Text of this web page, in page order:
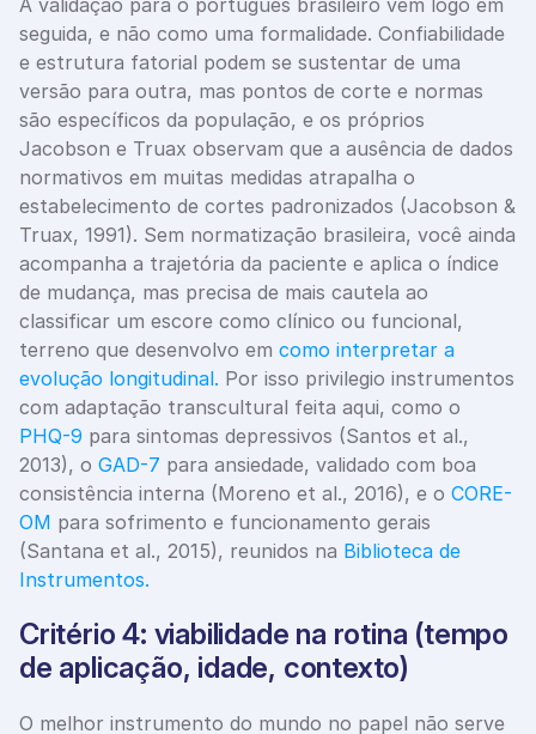
A validação para o português brasileiro vem logo em
seguida, e não como uma formalidade. Confiabilidade
e estrutura fatorial podem se sustentar de uma
versão para outra, mas pontos de corte e normas
são específicos da população, e os próprios
Jacobson e Truax observam que a ausência de dados
normativos em muitas medidas atrapalha o
estabelecimento de cortes padronizados (Jacobson &
Truax, 1991). Sem normatização brasileira, você ainda
acompanha a trajetória da paciente e aplica o índice
de mudança, mas precisa de mais cautela ao
classificar um escore como clínico ou funcional,
terreno que desenvolvo em como interpretar a
evolução longitudinal. Por isso privilegio instrumentos
PHQ-9 para sintomas depressivos (Santos et al.,
2013), o GAD-7 para ansiedade, validado com boa
consistência interna (Moreno et al., 2016), e o CORE-
OM para sofrimento e funcionamento gerais
(Santana et al., 2015), reunidos na Biblioteca de
Instrumentos.
Critério 4: viabilidade na rotina (tempo
de aplicação, idade, contexto)
O melhor instrumento do mundo no papel não serve